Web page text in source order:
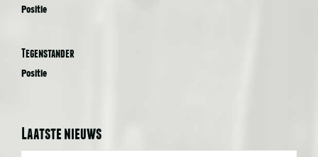
Positie
Tegenstander
Positie
Laatste nieuws